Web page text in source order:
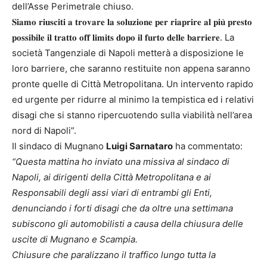
dell’Asse Perimetrale chiuso.
𝐒𝐢𝐚𝐦𝐨 𝐫𝐢𝐮𝐬𝐜𝐢𝐭𝐢 𝐚 𝐭𝐫𝐨𝐯𝐚𝐫𝐞 𝐥𝐚 𝐬𝐨𝐥𝐮𝐳𝐢𝐨𝐧𝐞 𝐩𝐞𝐫 𝐫𝐢𝐚𝐩𝐫𝐢𝐫𝐞 𝐚𝐥 𝐩𝐢𝐮̀ 𝐩𝐫𝐞𝐬𝐭𝐨
𝐩𝐨𝐬𝐬𝐢𝐛𝐢𝐥𝐞 𝐢𝐥 𝐭𝐫𝐚𝐭𝐭𝐨 𝐨𝐟𝐟 𝐥𝐢𝐦𝐢𝐭𝐬 𝐝𝐨𝐩𝐨 𝐢𝐥 𝐟𝐮𝐫𝐭𝐨 𝐝𝐞𝐥𝐥𝐞 𝐛𝐚𝐫𝐫𝐢𝐞𝐫𝐞. La
società Tangenziale di Napoli metterà a disposizione le
loro barriere, che saranno restituite non appena saranno
pronte quelle di Città Metropolitana. Un intervento rapido
ed urgente per ridurre al minimo la tempistica ed i relativi
disagi che si stanno ripercuotendo sulla viabilità nell’area
nord di Napoli”.
Il sindaco di Mugnano Luigi Sarnataro ha commentato:
“Questa mattina ho inviato una missiva al sindaco di
Napoli, ai dirigenti della Città Metropolitana e ai
Responsabili degli assi viari di entrambi gli Enti,
denunciando i forti disagi che da oltre una settimana
subiscono gli automobilisti a causa della chiusura delle
uscite di Mugnano e Scampia.
Chiusure che paralizzano il traffico lungo tutta la